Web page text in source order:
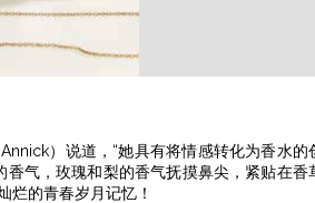
）说道，“她具有将情感转化为香水的
气，玫瑰和梨的香气抚摸鼻尖，紧贴在香
烂的青春岁月记忆！